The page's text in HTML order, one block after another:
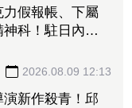
力假報帳、下屬
科！駐日內瓦
啟動調查
2026.08.09 12:13
演新作殺青！邱